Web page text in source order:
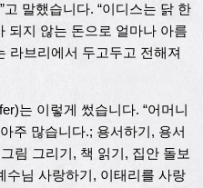
말했습니다. “이디스는 닭 한
되지 않는 돈으로 얼마나 아름
라브리에서 두고두고 전해져
는 이렇게 썼습니다. “어머니
주 많습니다.; 용서하기, 용서
림 그리기, 책 읽기, 집안 돌보
수님 사랑하기, 이태리를 사랑